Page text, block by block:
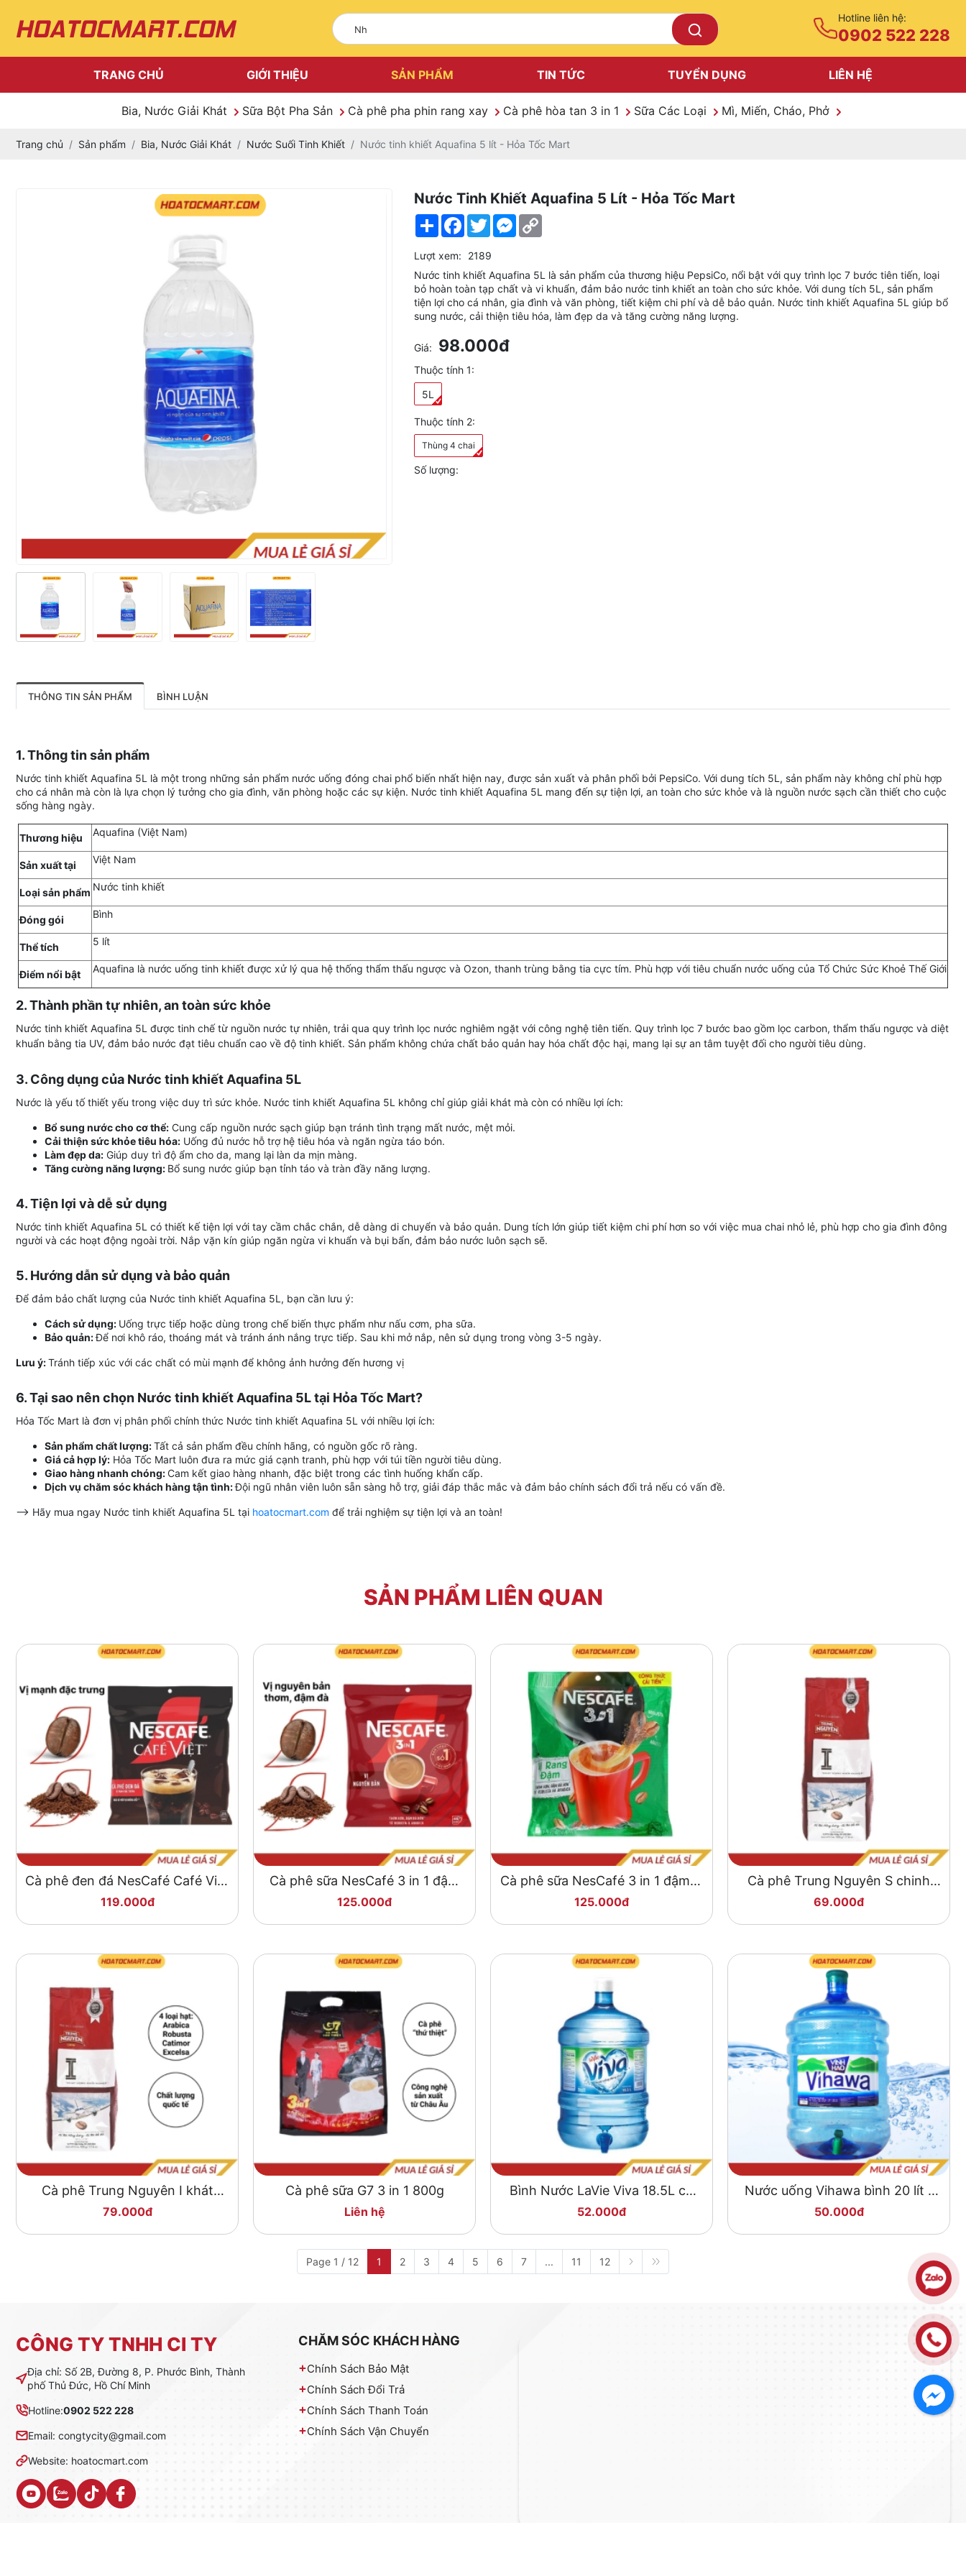
Hotline liên hệ:
0902 522 228
TRANG CHỦ GIỚI THIỆU SẢN PHẨM TIN TỨC TUYỂN DỤNG LIÊN HỆ
Bia, Nước Giải Khát Sữa Bột Pha Sản Cà phê pha phin rang xay Cà phê hòa tan 3 in 1 Sữa Các Loại Mì, Miến, Cháo, Phở
Trang chủ Sản phẩm Bia, Nước Giải Khát Nước Suối Tinh Khiết Nước tinh khiết Aquafina 5 lít - Hỏa Tốc Mart
Nước Tinh Khiết Aquafina 5 Lít - Hỏa Tốc Mart
Share Facebook
TwitterMessenger
Lượt xem:
2189
Nước tinh khiết Aquafina 5L là sản phẩm của thương hiệu PepsiCo, nổi bật với quy trình lọc 7 bước tiên tiến, loại
bỏ hoàn toàn tạp chất và vi khuẩn, đảm bảo nước tinh khiết an toàn cho sức khỏe. Với dung tích 5L, sản phẩm
tiện lợi cho cá nhân, gia đình và văn phòng, tiết kiệm chi phí và dễ bảo quản. Nước tinh khiết Aquafina 5L giúp bổ
sung nước, cải thiện tiêu hóa, làm đẹp da và tăng cường năng lượng.
Giá: 98.000đ
Thuộc tính 1:
5L
Thuộc tính 2:
Thùng 4 chai
Số lượng:
THÔNG TIN SẢN PHẨM BÌNH LUẬN
1. Thông tin sản phẩm
Nước tinh khiết Aquafina 5L là một trong những sản phẩm nước uống đóng chai phổ biến nhất hiện nay, được sản xuất và phân phối bởi PepsiCo. Với dung tích 5L, sản phẩm này không chỉ phù hợp
cho cá nhân mà còn là lựa chọn lý tưởng cho gia đình, văn phòng hoặc các sự kiện. Nước tinh khiết Aquafina 5L mang đến sự tiện lợi, an toàn cho sức khỏe và là nguồn nước sạch cần thiết cho cuộc
sống hàng ngày.
Thương hiệu Aquafina (Việt Nam)
Sản xuất tại Việt Nam
Loại sản phẩm Nước tinh khiết
Đóng gói Bình
Thể tích 5 lít
Điểm nổi bật Aquafina là nước uống tinh khiết được xử lý qua hệ thống thẩm thấu ngược và Ozon, thanh trùng bằng tia cực tím. Phù hợp với tiêu chuẩn nước uống của Tổ Chức Sức Khoẻ Thế Giới
2. Thành phần tự nhiên, an toàn sức khỏe
Nước tinh khiết Aquafina 5L được tinh chế từ nguồn nước tự nhiên, trải qua quy trình lọc nước nghiêm ngặt với công nghệ tiên tiến. Quy trình lọc 7 bước bao gồm lọc carbon, thẩm thấu ngược và diệt
khuẩn bằng tia UV, đảm bảo nước đạt tiêu chuẩn cao về độ tinh khiết. Sản phẩm không chứa chất bảo quản hay hóa chất độc hại, mang lại sự an tâm tuyệt đối cho người tiêu dùng.
3. Công dụng của Nước tinh khiết Aquafina 5L
Nước là yếu tố thiết yếu trong việc duy trì sức khỏe. Nước tinh khiết Aquafina 5L không chỉ giúp giải khát mà còn có nhiều lợi ích:
Bổ sung nước cho cơ thể: Cung cấp nguồn nước sạch giúp bạn tránh tình trạng mất nước, mệt mỏi.
Cải thiện sức khỏe tiêu hóa: Uống đủ nước hỗ trợ hệ tiêu hóa và ngăn ngừa táo bón.
Làm đẹp da: Giúp duy trì độ ẩm cho da, mang lại làn da mịn màng.
Tăng cường năng lượng: Bổ sung nước giúp bạn tỉnh táo và tràn đầy năng lượng.
4. Tiện lợi và dễ sử dụng
Nước tinh khiết Aquafina 5L có thiết kế tiện lợi với tay cầm chắc chắn, dễ dàng di chuyển và bảo quản. Dung tích lớn giúp tiết kiệm chi phí hơn so với việc mua chai nhỏ lẻ, phù hợp cho gia đình đông
người và các hoạt động ngoài trời. Nắp vặn kín giúp ngăn ngừa vi khuẩn và bụi bẩn, đảm bảo nước luôn sạch sẽ.
5. Hướng dẫn sử dụng và bảo quản
Để đảm bảo chất lượng của Nước tinh khiết Aquafina 5L, bạn cần lưu ý:
Cách sử dụng: Uống trực tiếp hoặc dùng trong chế biến thực phẩm như nấu cơm, pha sữa.
Bảo quản:Để nơi khô ráo, thoáng mát và tránh ánh nắng trực tiếp. Sau khi mở nắp, nên sử dụng trong vòng 3-5 ngày.
Lưu ý:Tránh tiếp xúc với các chất có mùi mạnh để không ảnh hưởng đến hương vị
6. Tại sao nên chọn Nước tinh khiết Aquafina 5L tại Hỏa Tốc Mart?
Hỏa Tốc Mart là đơn vị phân phối chính thức Nước tinh khiết Aquafina 5L với nhiều lợi ích:
Sản phẩm chất lượng:Tất cả sản phẩm đều chính hãng, có nguồn gốc rõ ràng.
Giá cả hợp lý: Hỏa Tốc Mart luôn đưa ra mức giá cạnh tranh, phù hợp với túi tiền người tiêu dùng.
Giao hàng nhanh chóng:Cam kết giao hàng nhanh, đặc biệt trong các tình huống khẩn cấp.
Dịch vụ chăm sóc khách hàng tận tình:Đội ngũ nhân viên luôn sẵn sàng hỗ trợ, giải đáp thắc mắc và đảm bảo chính sách đổi trả nếu có vấn đề.
--> Hãy mua ngay Nước tinh khiết Aquafina 5L tại hoatocmart.com để trải nghiệm sự tiện lợi và an toàn!
SẢN PHẨM LIÊN QUAN
Cà phê đen đá NesCafé Café Việt
560g
119.000đ
Cà phê sữa NesCafé 3 in 1 đậm
đà hài hòa 736g
125.000đ
Cà phê sữa NesCafé 3 in 1 đậm vị
cà phê 782g
125.000đ
Cà phê Trung Nguyên S chinh
phục thành công 500g
69.000đ
Cà phê Trung Nguyên I khát
vọng khởi nghiệp 500g
79.000đ
Cà phê sữa G7 3 in 1 800g
Liên hệ
Bình Nước LaVie Viva 18.5L có
vòi
52.000đ
Nước uống Vihawa bình 20 lít -
Hỏa Tốc Mart
50.000đ
Page 1 / 12 1 2 3 4 5 6 7 ... 11 12
CÔNG TY TNHH CI TY
Địa chỉ: Số 2B, Đường 8, P. Phước Bình, Thành
phố Thủ Đức, Hồ Chí Minh
Hotline:0902 522 228
Email: congtycity@gmail.com
Website: hoatocmart.com
CHĂM SÓC KHÁCH HÀNG
Chính Sách Bảo Mật
Chính Sách Đổi Trả
Chính Sách Thanh Toán
Chính Sách Vận Chuyển